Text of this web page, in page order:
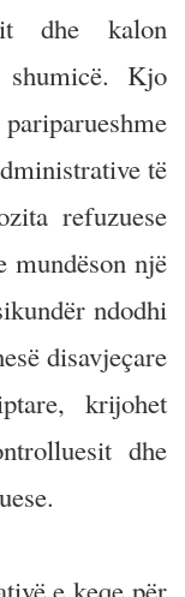
dhe kalon
Kjo
të
refuzuese
mundëson një
ndodhi
disavjeçare
krijohet
dhe
e keqe për